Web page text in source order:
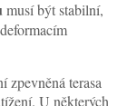
snem o
kde lze uniknout
domov. Aby však
umístění,